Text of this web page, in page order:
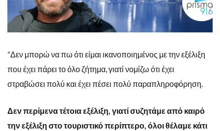
“Δεν μπορώ να πω ότι είμαι ικανοποιημένος με την εξέλιξη
που έχει πάρει το όλο ζήτημα, γιατί νομίζω ότι έχει
στραβώσει πολύ και έχει πέσει πολύ παραπληροφόρηση.
Δεν περίμενα τέτοια εξέλιξη, γιατί συζητάμε από καιρό
την εξέλιξη στο τουριστικό περίπτερο, όλοι θέλαμε κάτι